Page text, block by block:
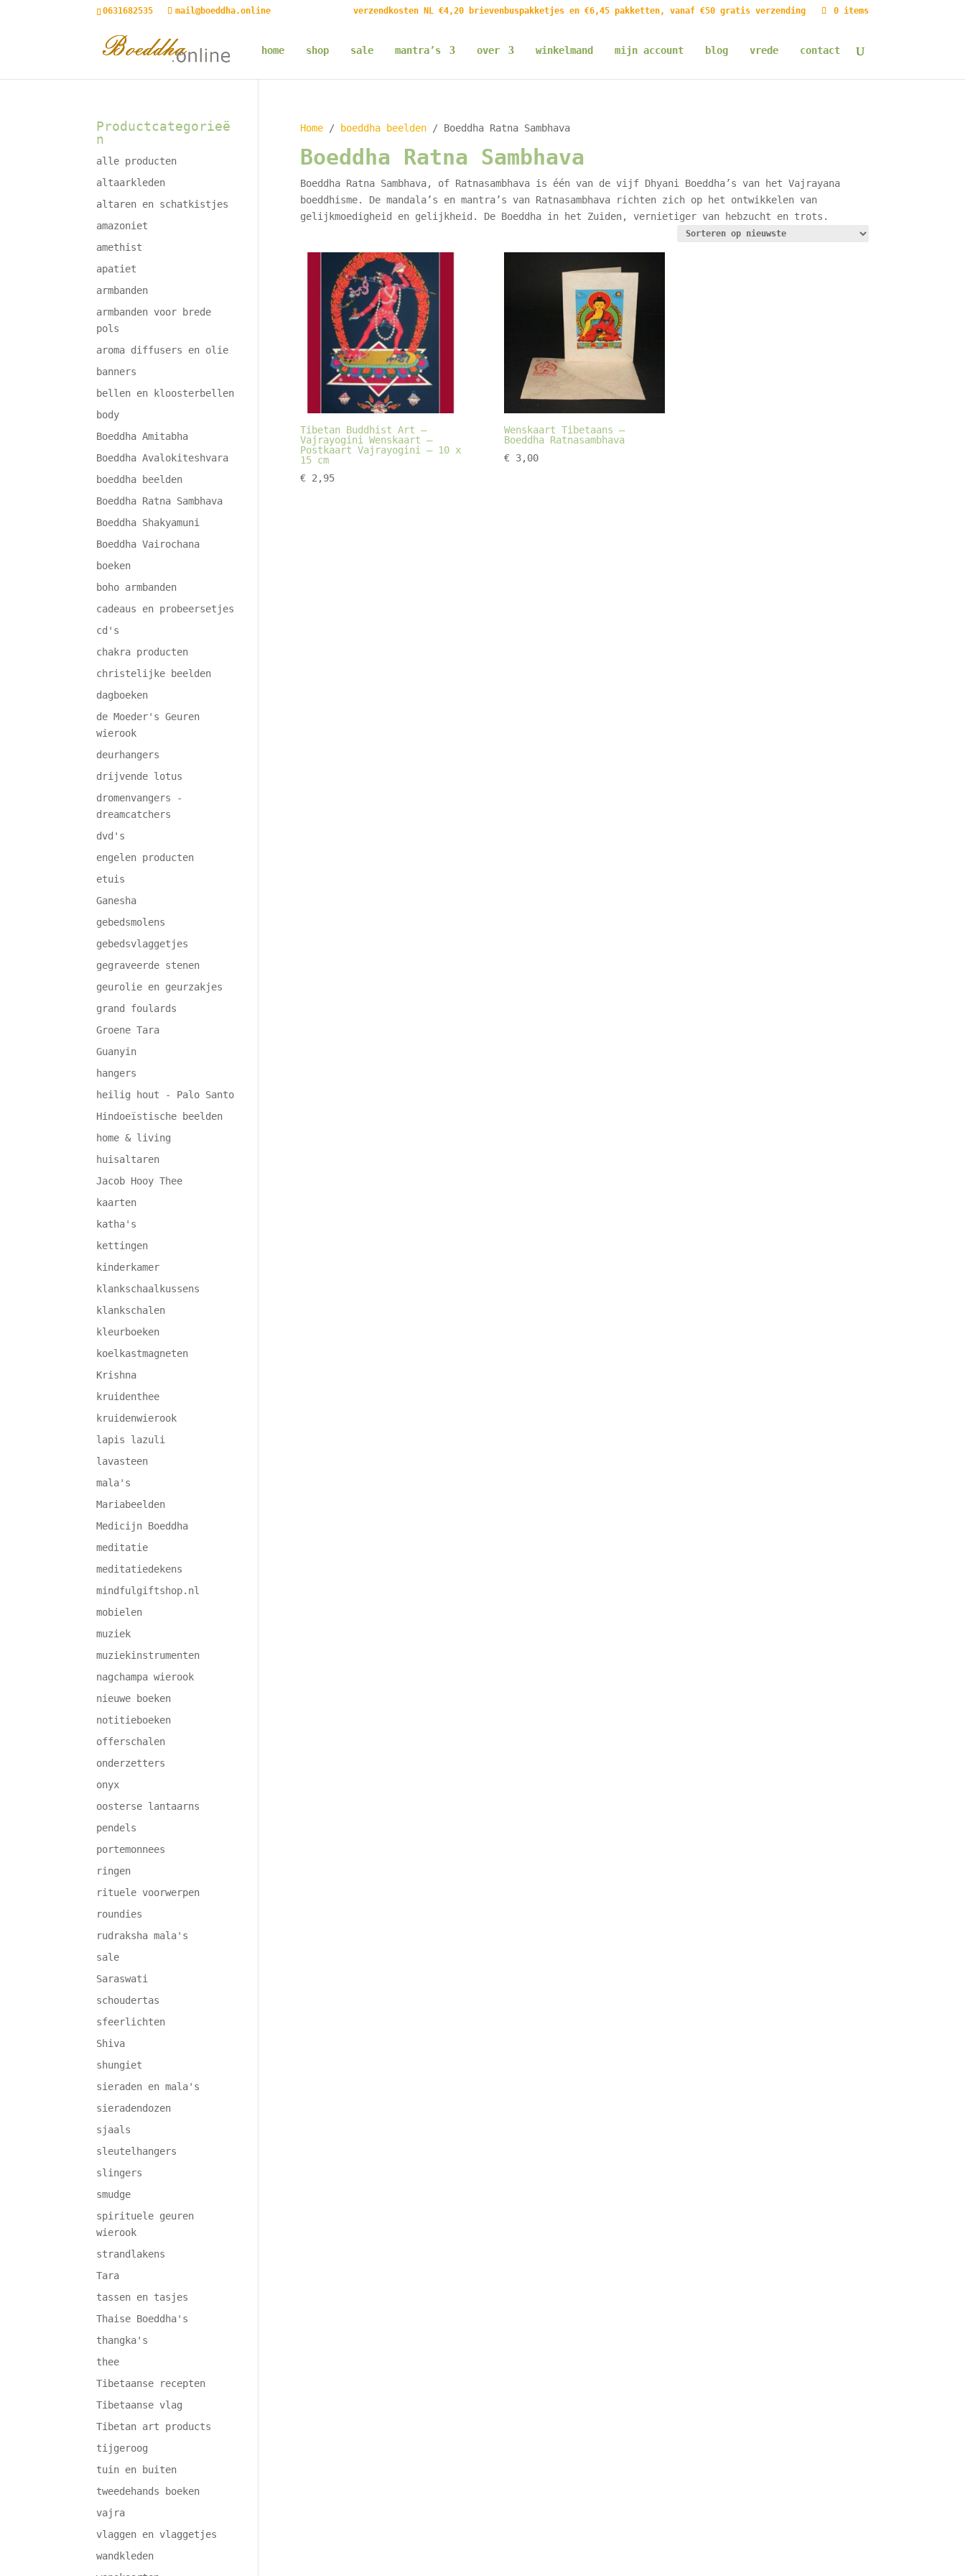
0631682535 mail@boeddha.online verzendkosten NL €4,20 brievenbuspakketjes en €6,45 pakketten, vanaf €50 gratis verzending 0 items
home shop sale mantra’s over winkelmand mijn account blog vrede contact
Home/ boeddha beelden/ Boeddha Ratna Sambhava
Boeddha Ratna Sambhava
Boeddha Ratna Sambhava, of Ratnasambhava is één van de vijf Dhyani Boeddha’s van het Vajrayana
boeddhisme. De mandala’s en mantra’s van Ratnasambhava richten zich op het ontwikkelen van
gelijkmoedigheid en gelijkheid. De Boeddha in het Zuiden, vernietiger van hebzucht en trots.
Tibetan Buddhist Art –
Vajrayogini Wenskaart –
Postkaart Vajrayogini – 10 x
15 cm
€2,95
Wenskaart Tibetaans –
Boeddha Ratnasambhava
€3,00
Productcategorieë
n
alle producten
altaarkleden
altaren en schatkistjes
amazoniet
amethist
apatiet
armbanden
armbanden voor brede
pols
aroma diffusers en olie
banners
bellen en kloosterbellen
body
Boeddha Amitabha
Boeddha Avalokiteshvara
boeddha beelden
Boeddha Ratna Sambhava
Boeddha Shakyamuni
Boeddha Vairochana
boeken
boho armbanden
cadeaus en probeersetjes
cd's
chakra producten
christelijke beelden
dagboeken
de Moeder's Geuren
wierook
deurhangers
drijvende lotus
dromenvangers -
dreamcatchers
dvd's
engelen producten
etuis
Ganesha
gebedsmolens
gebedsvlaggetjes
gegraveerde stenen
geurolie en geurzakjes
grand foulards
Groene Tara
Guanyin
hangers
heilig hout - Palo Santo
Hindoeïstische beelden
home & living
huisaltaren
Jacob Hooy Thee
kaarten
katha's
kettingen
kinderkamer
klankschaalkussens
klankschalen
kleurboeken
koelkastmagneten
Krishna
kruidenthee
kruidenwierook
lapis lazuli
lavasteen
mala's
Mariabeelden
Medicijn Boeddha
meditatie
meditatiedekens
mindfulgiftshop.nl
mobielen
muziek
muziekinstrumenten
nagchampa wierook
nieuwe boeken
notitieboeken
offerschalen
onderzetters
onyx
oosterse lantaarns
pendels
portemonnees
ringen
rituele voorwerpen
roundies
rudraksha mala's
sale
Saraswati
schoudertas
sfeerlichten
Shiva
shungiet
sieraden en mala's
sieradendozen
sjaals
sleutelhangers
slingers
smudge
spirituele geuren
wierook
strandlakens
Tara
tassen en tasjes
Thaise Boeddha's
thangka's
thee
Tibetaanse recepten
Tibetaanse vlag
Tibetan art products
tijgeroog
tuin en buiten
tweedehands boeken
vajra
vlaggen en vlaggetjes
wandkleden